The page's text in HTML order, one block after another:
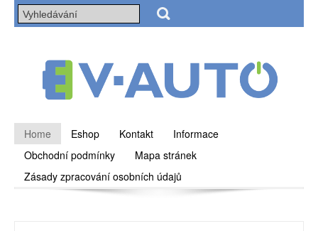
Home Eshop Kontakt
Informace
Obchodní podmínky
Mapa stránek
Zásady zpracování osobních údajů